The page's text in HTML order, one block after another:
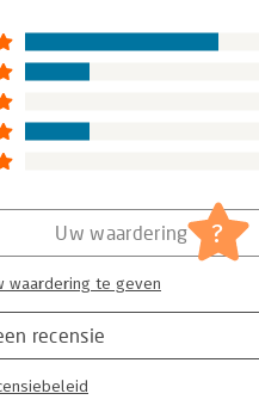
recensie
Uw waardering ?
waardering te geven